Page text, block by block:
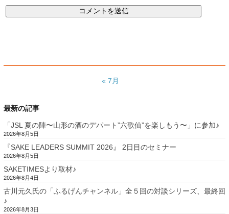
« 7月
最新の記事
「JSL 夏の陣〜山形の酒のデパート”六歌仙”を楽しもう〜」に参加♪
2026年8月5日
『SAKE LEADERS SUMMIT 2026』 2日目のセミナー
2026年8月5日
SAKETIMESより取材♪
2026年8月4日
古川元久氏の「ふるげんチャンネル」全５回の対談シリーズ、最終回
♪
2026年8月3日